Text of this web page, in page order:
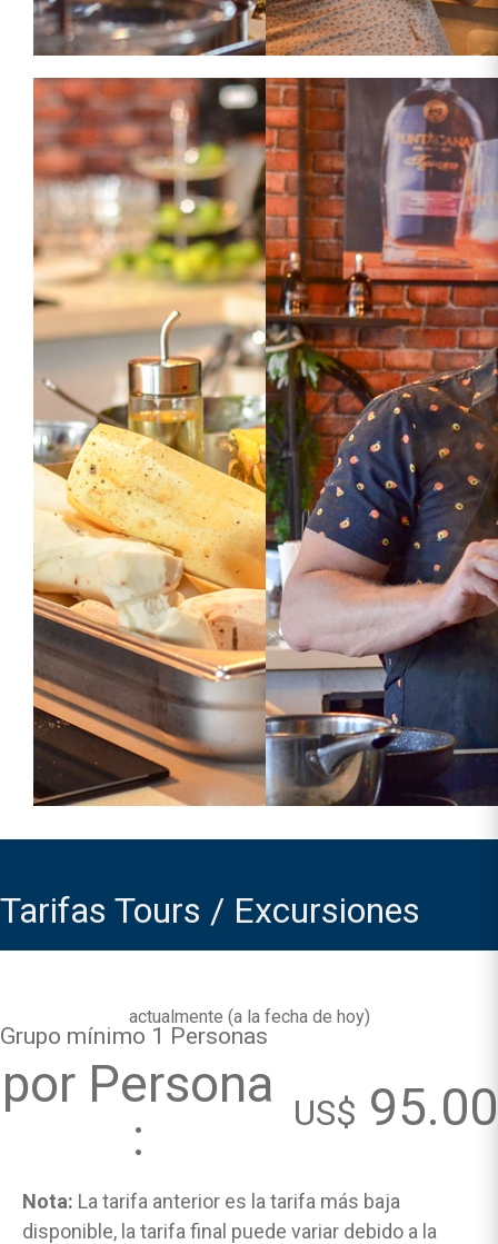
Tarifas Tours / Excursiones
actualmente (a la fecha de hoy)
Grupo mínimo 1 Personas
por Persona
:
US$ 95.00
Nota: La tarifa anterior es la tarifa más baja
disponible, la tarifa final puede variar debido a la